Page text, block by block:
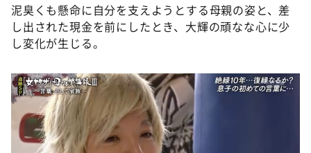
泥臭くも懸命に自分を支えようとする母親の姿と、差
し出された現金を前にしたとき、大輝の頑なな心に少
し変化が生じる。